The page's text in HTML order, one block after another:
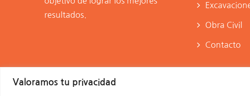
Valoramos tu privacidad
resultados.
Obra Civil
Contacto